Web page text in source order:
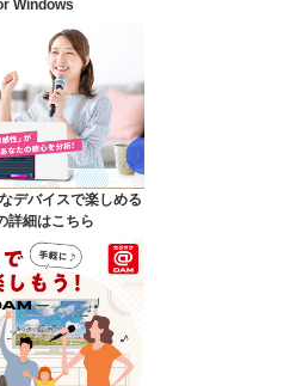
ど
Windows
デバイスで楽しめる
詳細はこちら